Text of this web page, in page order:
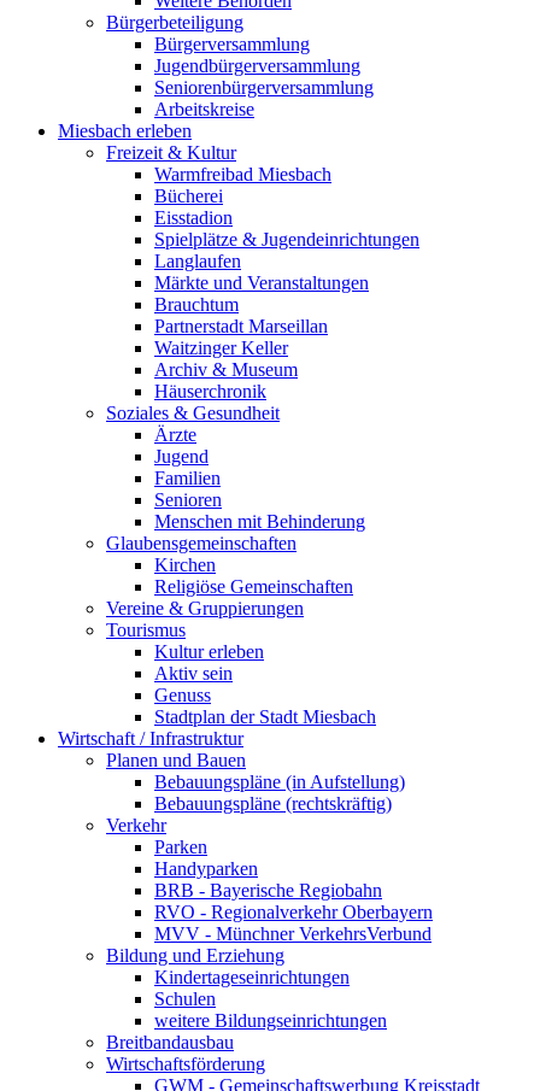
Bürgerbeteiligung
Bürgerversammlung
Jugendbürgerversammlung
Seniorenbürgerversammlung
Arbeitskreise
Miesbach erleben
Freizeit & Kultur
Warmfreibad Miesbach
Bücherei
Eisstadion
Spielplätze & Jugendeinrichtungen
Langlaufen
Märkte und Veranstaltungen
Brauchtum
Partnerstadt Marseillan
Waitzinger Keller
Archiv & Museum
Häuserchronik
Soziales & Gesundheit
Ärzte
Jugend
Familien
Senioren
Menschen mit Behinderung
Glaubensgemeinschaften
Kirchen
Religiöse Gemeinschaften
Vereine & Gruppierungen
Tourismus
Kultur erleben
Aktiv sein
Genuss
Stadtplan der Stadt Miesbach
Wirtschaft / Infrastruktur
Planen und Bauen
Bebauungspläne (in Aufstellung)
Bebauungspläne (rechtskräftig)
Verkehr
Parken
Handyparken
BRB - Bayerische Regiobahn
RVO - Regionalverkehr Oberbayern
MVV - Münchner VerkehrsVerbund
Bildung und Erziehung
Kindertageseinrichtungen
Schulen
weitere Bildungseinrichtungen
Breitbandausbau
Wirtschaftsförderung
GWM - Gemeinschaftswerbung Kreisstadt